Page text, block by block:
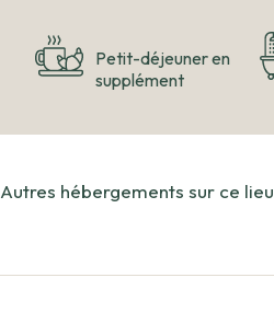
Petit-déjeuner en
supplément
Autres hébergements sur ce lieu